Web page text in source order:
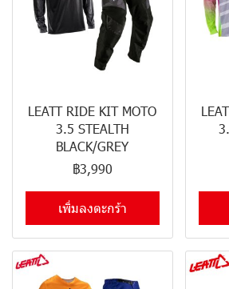
LEATT RIDE KIT MOTO
3.5 STEALTH
BLACK/GREY
฿3,990
เพิ่มลงตะกร้า